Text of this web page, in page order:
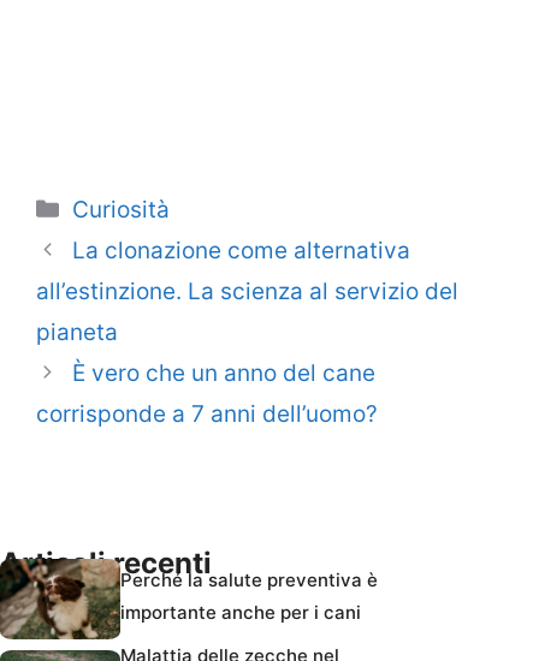
Categorie
Curiosità
La clonazione come alternativa
all’estinzione. La scienza al servizio del
pianeta
È vero che un anno del cane
corrisponde a 7 anni dell’uomo?
Articoli recentiPerché la salute preventiva è
importante anche per i cani
Malattia delle zecche nel